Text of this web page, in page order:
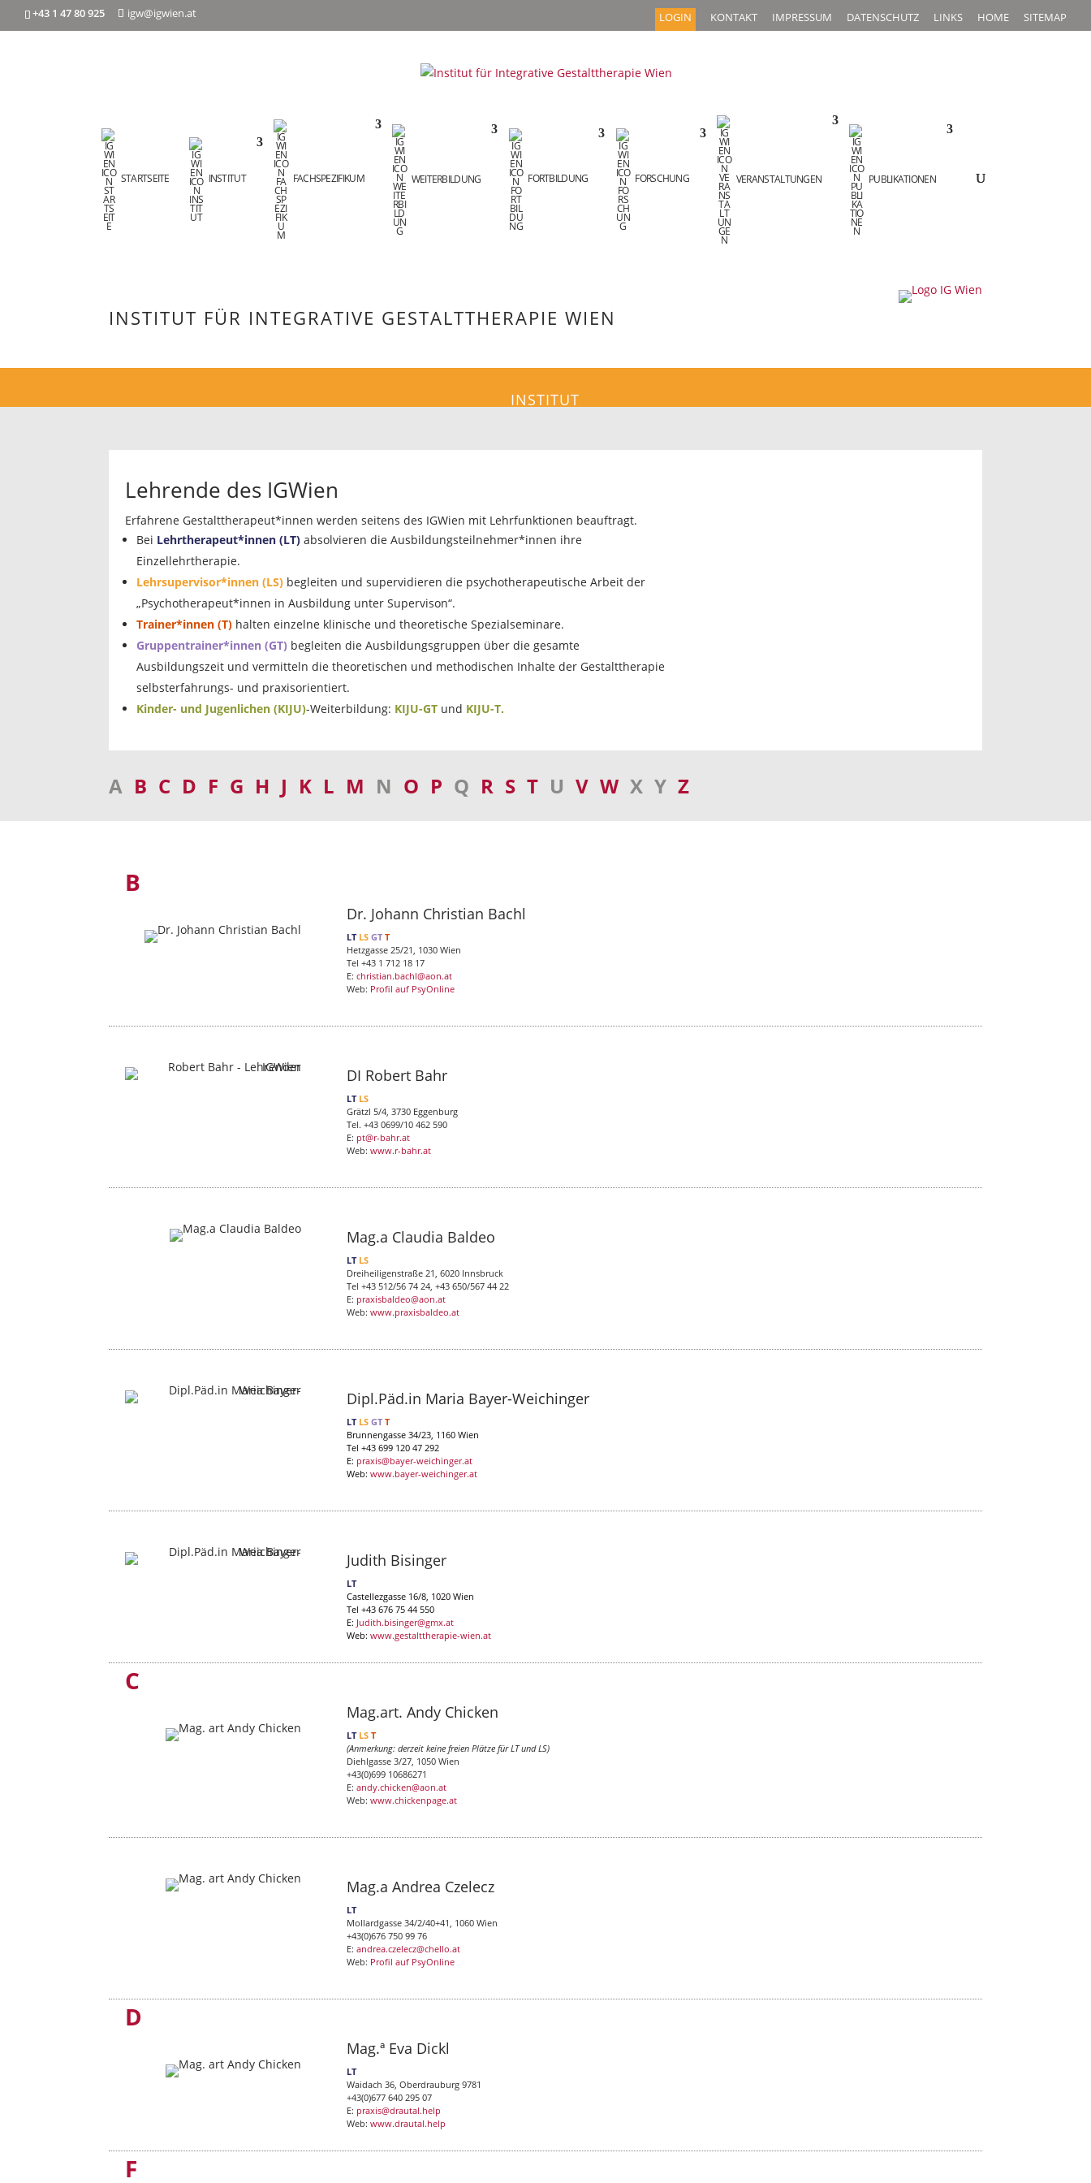
+43 1 47 80 925 igw@igwien.at LOGIN KONTAKT IMPRESSUM DATENSCHUTZ LINKS HOME SITEMAP
STARTSEITE INSTITUT FACHSPEZIFIKUM WEITERBILDUNG FORTBILDUNG FORSCHUNG VERANSTALTUNGEN PUBLIKATIONEN
INSTITUT FÜR INTEGRATIVE GESTALTTHERAPIE WIEN
INSTITUT
Lehrende des IGWien
Erfahrene Gestalttherapeut*innen werden seitens des IGWien mit Lehrfunktionen beauftragt.
Bei Lehrtherapeut*innen (LT) absolvieren die Ausbildungsteilnehmer*innen ihre
Einzellehrtherapie.
Lehrsupervisor*innen (LS) begleiten und supervidieren die psychotherapeutische Arbeit der
„Psychotherapeut*innen in Ausbildung unter Supervison“.
Trainer*innen (T) halten einzelne klinische und theoretische Spezialseminare.
Gruppentrainer*innen (GT) begleiten die Ausbildungsgruppen über die gesamte
Ausbildungszeit und vermitteln die theoretischen und methodischen Inhalte der Gestalttherapie
selbsterfahrungs- und praxisorientiert.
Kinder- und Jugenlichen (KIJU)-Weiterbildung: KIJU-GT und KIJU-T.
A B C D F G H J K L M N O P Q R S T UV W X YZ
B
Dr. Johann Christian Bachl
LT LS GT T
Hetzgasse 25/21, 1030 Wien
Tel +43 1 712 18 17
E:christian.bachl@aon.at
Web: Profil auf PsyOnline
DI Robert Bahr
LT LS
Grätzl 5/4, 3730 Eggenburg
Tel. +43 0699/10 462 590
E: pt@r-bahr.at
Web:www.r-bahr.at
Mag.a Claudia Baldeo
LT LS
Dreiheiligenstraße 21, 6020 Innsbruck
Tel +43 512/56 74 24, +43 650/567 44 22
E: praxisbaldeo@aon.at
Web:www.praxisbaldeo.at
Dipl.Päd.in Maria Bayer-Weichinger
LT LS GTT
Brunnengasse 34/23, 1160 Wien
Tel +43 699 120 47 292
E: praxis@bayer-weichinger.at
Web: www.bayer-weichinger.at
Judith Bisinger
LT
Castellezgasse 16/8, 1020 Wien
Tel +43 676 75 44 550
E: Judith.bisinger@gmx.at
Web: www.gestalttherapie-wien.at
C
Mag.art. Andy Chicken
LT LS T
(Anmerkung: derzeit keine freien Plätze für LT und LS)
Diehlgasse 3/27, 1050 Wien
+43(0)699 10686271
E:andy.chicken@aon.at
Web:www.chickenpage.at
Mag.a Andrea Czelecz
LT
Mollardgasse 34/2/40+41, 1060 Wien
+43(0)676 750 99 76
E:andrea.czelecz@chello.at
Web: Profil auf PsyOnline
D
Mag.ª Eva Dickl
LT
Waidach 36, Oberdrauburg 9781
+43(0)677 640 295 07
E: praxis@drautal.help
Web:www.drautal.help
F